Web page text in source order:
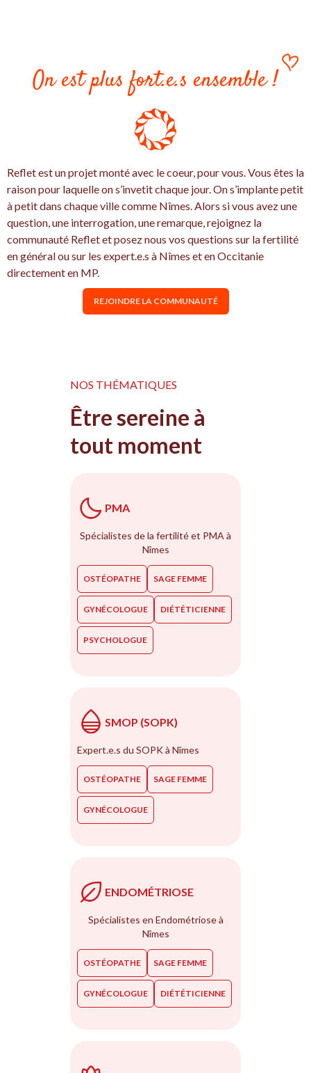
On est plus fort.e.s ensemble !
Reflet est un projet monté avec le coeur, pour vous. Vous êtes la
raison pour laquelle on s’invetit chaque jour. On s’implante petit
à petit dans chaque ville comme Nîmes. Alors si vous avez une
question, une interrogation, une remarque, rejoignez la
communauté Reflet et posez nous vos questions sur la fertilité
en général ou sur les expert.e.s à Nîmes et en Occitanie
directement en MP.
REJOINDRE LA COMMUNAUTÉ
NOS THÉMATIQUES
Être sereine à
tout moment
PMA
Spécialistes de la fertilité et PMA à
Nîmes
OSTÉOPATHE SAGE FEMME
GYNÉCOLOGUE DIÉTÉTICIENNE
PSYCHOLOGUE
SMOP (SOPK)
Expert.e.s du SOPK à Nîmes
OSTÉOPATHE SAGE FEMME
GYNÉCOLOGUE
ENDOMÉTRIOSE
Spécialistes en Endométriose à
Nîmes
OSTÉOPATHE SAGE FEMME
GYNÉCOLOGUE DIÉTÉTICIENNE